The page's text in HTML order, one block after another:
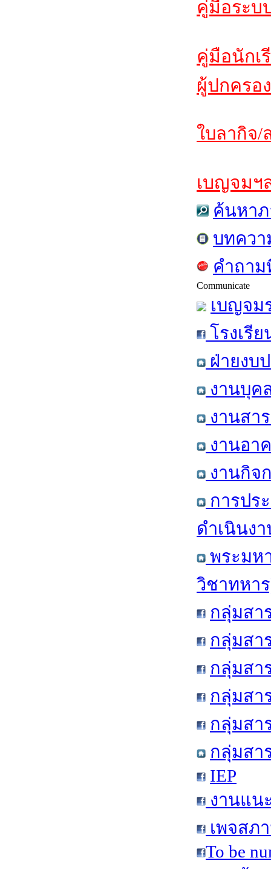
คู่มือระบ
คู่มือนักเ
ผู้ปกครอ
ใบลากิจ/
เบญจมฯ
ค้นหาภ
บทควา
คำถา
Communicate
เบญจม
โรงเรี
ฝ่ายงบ
งานบุค
งานสา
งานอา
งานกิจ
การปร
ดำเนินง
พระมห
วิชาทหา
กลุ่มสา
กลุ่มสา
กลุ่มสา
กลุ่มสา
กลุ่มสา
กลุ่มสา
IEP
งานแน
เพจสภ
To be